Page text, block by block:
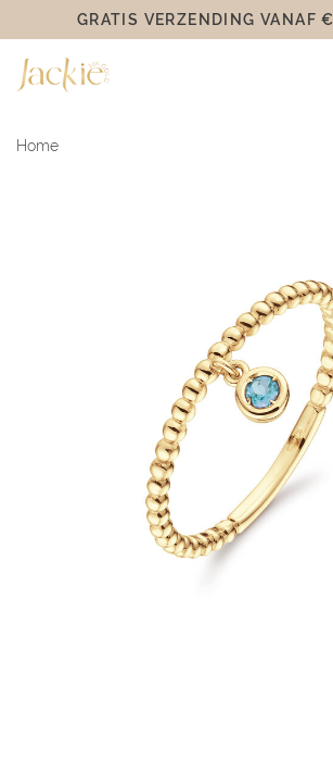
GRATIS VERZENDING VANAF
Home